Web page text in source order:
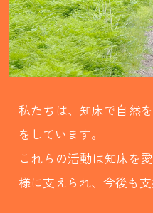
私たちは、知床で自然
をしています。
これらの活動は知床を
様に支えられ、今後も